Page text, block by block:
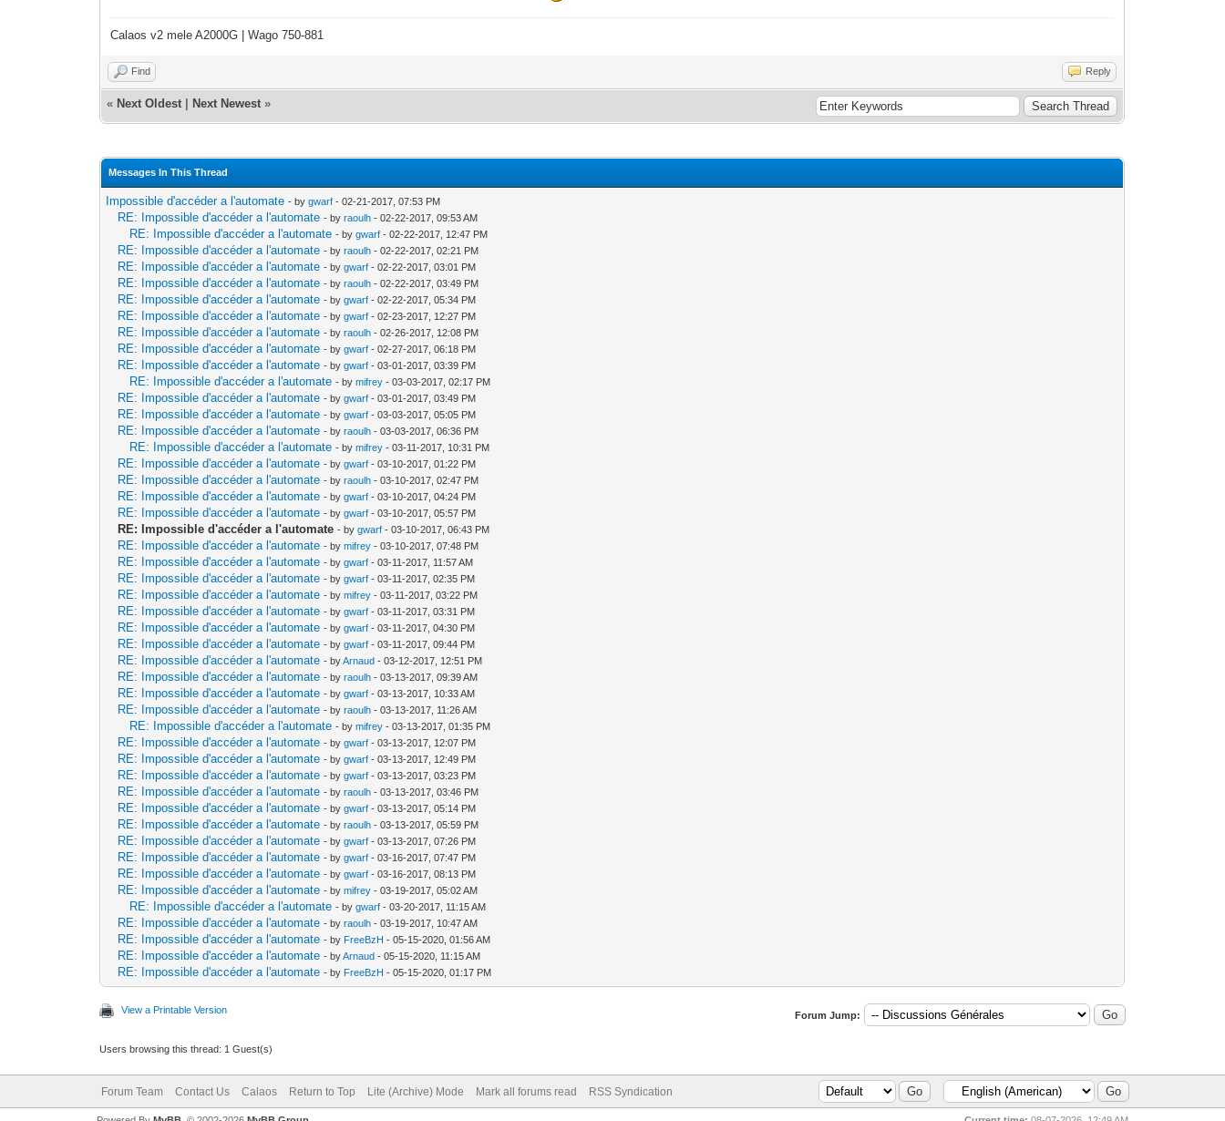
Calaos v2 mele A2000G | Wago 750-881
Find Reply
« Next Oldest Next Newest »
Messages In This Thread
Impossible d'accéder a l'automate - bygwarf - 02-21-2017, 07:53 PM
RE: Impossible d'accéder a l'automate - byraoulh - 02-22-2017, 09:53 AM
RE: Impossible d'accéder a l'automate - bygwarf - 02-22-2017, 12:47 PM
RE: Impossible d'accéder a l'automate - byraoulh - 02-22-2017, 02:21 PM
RE: Impossible d'accéder a l'automate - bygwarf - 02-22-2017, 03:01 PM
RE: Impossible d'accéder a l'automate - byraoulh - 02-22-2017, 03:49 PM
RE: Impossible d'accéder a l'automate - bygwarf - 02-22-2017, 05:34 PM
RE: Impossible d'accéder a l'automate - bygwarf - 02-23-2017, 12:27 PM
RE: Impossible d'accéder a l'automate - byraoulh - 02-26-2017, 12:08 PM
RE: Impossible d'accéder a l'automate - bygwarf - 02-27-2017, 06:18 PM
RE: Impossible d'accéder a l'automate - bygwarf - 03-01-2017, 03:39 PM
RE: Impossible d'accéder a l'automate - bymifrey - 03-03-2017, 02:17 PM
RE: Impossible d'accéder a l'automate - bygwarf - 03-01-2017, 03:49 PM
RE: Impossible d'accéder a l'automate - bygwarf - 03-03-2017, 05:05 PM
RE: Impossible d'accéder a l'automate - byraoulh - 03-03-2017, 06:36 PM
RE: Impossible d'accéder a l'automate - bymifrey - 03-11-2017, 10:31 PM
RE: Impossible d'accéder a l'automate - bygwarf - 03-10-2017, 01:22 PM
RE: Impossible d'accéder a l'automate - byraoulh - 03-10-2017, 02:47 PM
RE: Impossible d'accéder a l'automate - bygwarf - 03-10-2017, 04:24 PM
RE: Impossible d'accéder a l'automate - bygwarf - 03-10-2017, 05:57 PM
RE: Impossible d'accéder a l'automate - bygwarf - 03-10-2017, 06:43 PM
RE: Impossible d'accéder a l'automate - bymifrey - 03-10-2017, 07:48 PM
RE: Impossible d'accéder a l'automate - bygwarf - 03-11-2017, 11:57 AM
RE: Impossible d'accéder a l'automate - bygwarf - 03-11-2017, 02:35 PM
RE: Impossible d'accéder a l'automate - bymifrey - 03-11-2017, 03:22 PM
RE: Impossible d'accéder a l'automate - bygwarf - 03-11-2017, 03:31 PM
RE: Impossible d'accéder a l'automate - bygwarf - 03-11-2017, 04:30 PM
RE: Impossible d'accéder a l'automate - bygwarf - 03-11-2017, 09:44 PM
RE: Impossible d'accéder a l'automate - byArnaud - 03-12-2017, 12:51 PM
RE: Impossible d'accéder a l'automate - byraoulh - 03-13-2017, 09:39 AM
RE: Impossible d'accéder a l'automate - bygwarf - 03-13-2017, 10:33 AM
RE: Impossible d'accéder a l'automate - byraoulh - 03-13-2017, 11:26 AM
RE: Impossible d'accéder a l'automate - bymifrey - 03-13-2017, 01:35 PM
RE: Impossible d'accéder a l'automate - bygwarf - 03-13-2017, 12:07 PM
RE: Impossible d'accéder a l'automate - bygwarf - 03-13-2017, 12:49 PM
RE: Impossible d'accéder a l'automate - bygwarf - 03-13-2017, 03:23 PM
RE: Impossible d'accéder a l'automate - byraoulh - 03-13-2017, 03:46 PM
RE: Impossible d'accéder a l'automate - bygwarf - 03-13-2017, 05:14 PM
RE: Impossible d'accéder a l'automate - byraoulh - 03-13-2017, 05:59 PM
RE: Impossible d'accéder a l'automate - bygwarf - 03-13-2017, 07:26 PM
RE: Impossible d'accéder a l'automate - bygwarf - 03-16-2017, 07:47 PM
RE: Impossible d'accéder a l'automate - bygwarf - 03-16-2017, 08:13 PM
RE: Impossible d'accéder a l'automate - bymifrey - 03-19-2017, 05:02 AM
RE: Impossible d'accéder a l'automate - bygwarf - 03-20-2017, 11:15 AM
RE: Impossible d'accéder a l'automate - byraoulh - 03-19-2017, 10:47 AM
RE: Impossible d'accéder a l'automate - by FreeBzH - 05-15-2020, 01:56 AM
RE: Impossible d'accéder a l'automate - byArnaud - 05-15-2020, 11:15 AM
RE: Impossible d'accéder a l'automate - by FreeBzH - 05-15-2020, 01:17 PM
View a Printable Version Forum Jump:
Users browsing this thread: 1 Guest(s)
Forum Team Contact Us Calaos Return to Top Lite (Archive) Mode Mark all forums read RSS Syndication